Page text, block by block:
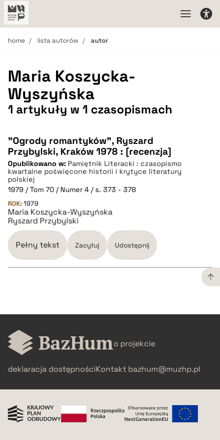
home lista autorów autor
Maria Koszycka-
Wyszyńska
1 artykuły w 1 czasopismach
"Ogrody romantyków", Ryszard
Przybylski, Kraków 1978 : [recenzja]
Opublikowano w: Pamiętnik Literacki : czasopismo
kwartalne poświęcone historii i krytyce literatury
polskiej
1979 / Tom 70 / Numer 4 / s. 373 - 378
ROK: 1979
Maria Koszycka-Wyszyńska
Ryszard Przybylski
Pełny tekst Zacytuj Udostępnij
BIBTEX
o projekcie
deklaracja dostępnościKontakt bazhum@muzhp.pl